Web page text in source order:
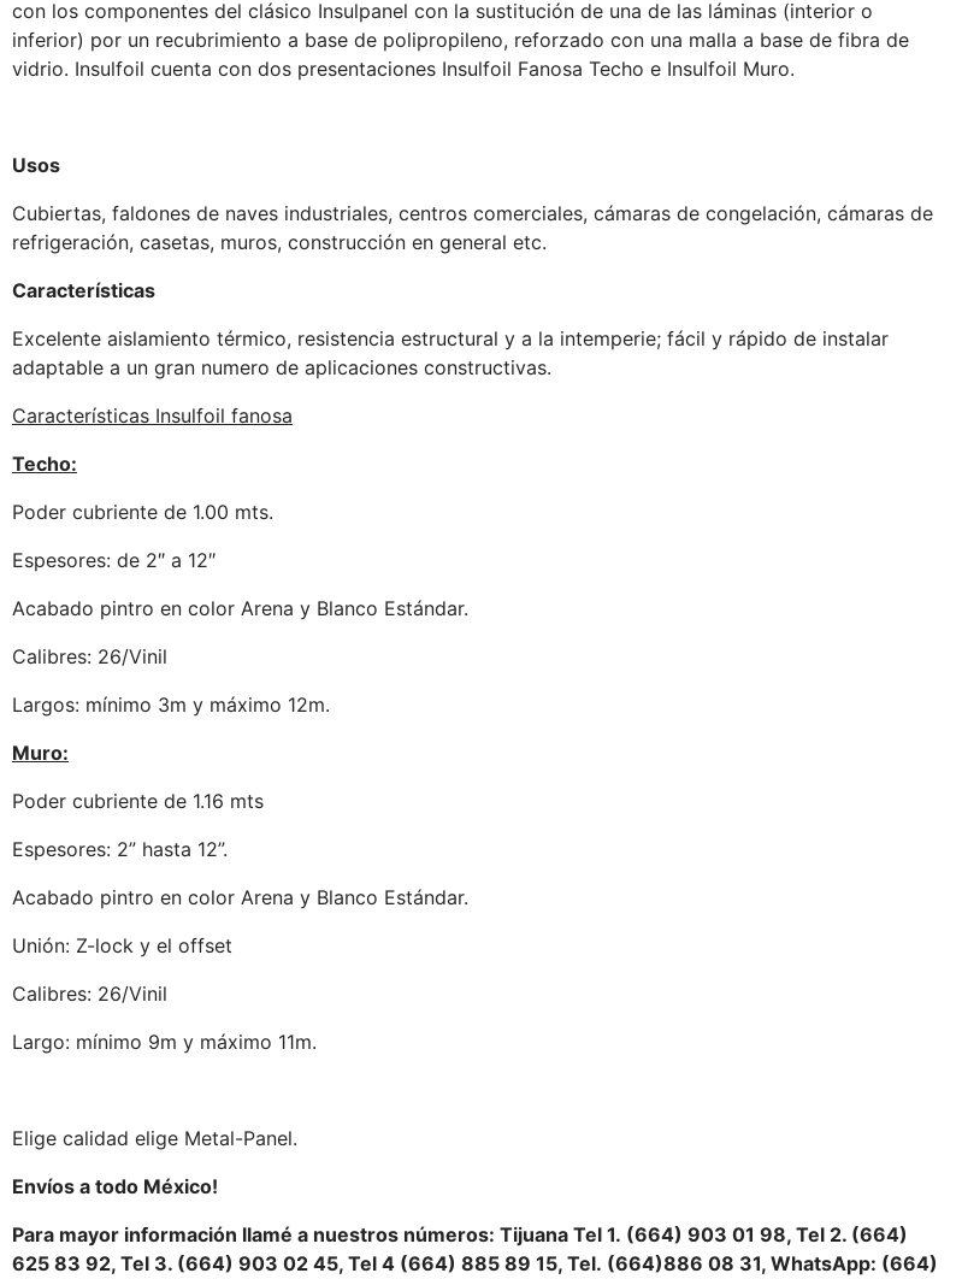
con los componentes del clásico Insulpanel con la sustitución de una de las láminas (interior o
inferior) por un recubrimiento a base de polipropileno, reforzado con una malla a base de fibra de
vidrio. Insulfoil cuenta con dos presentaciones Insulfoil Fanosa Techo e Insulfoil Muro.
Usos
Cubiertas, faldones de naves industriales, centros comerciales, cámaras de congelación, cámaras de
refrigeración, casetas, muros, construcción en general etc.
Características
Excelente aislamiento térmico, resistencia estructural y a la intemperie; fácil y rápido de instalar
adaptable a un gran numero de aplicaciones constructivas.
Características Insulfoil fanosa
Techo:
Poder cubriente de 1.00 mts.
Espesores: de 2″ a 12″
Acabado pintro en color Arena y Blanco Estándar.
Calibres: 26/Vinil
Largos: mínimo 3m y máximo 12m.
Muro:
Poder cubriente de 1.16 mts
Espesores: 2” hasta 12”.
Acabado pintro en color Arena y Blanco Estándar.
Unión: Z-lock y el offset
Calibres: 26/Vinil
Largo: mínimo 9m y máximo 11m.
Elige calidad elige Metal-Panel.
Envíos a todo México!
Para mayor información llamé a nuestros números: Tijuana Tel 1. (664) 903 01 98, Tel 2. (664)
625 83 92, Tel 3. (664) 903 02 45, Tel 4 (664) 885 89 15, Tel. (664)886 08 31, WhatsApp: (664)